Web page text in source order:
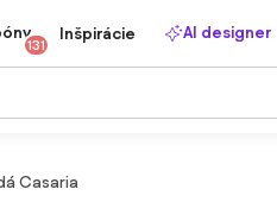
131
Inšpirácie AI designer
Casaria